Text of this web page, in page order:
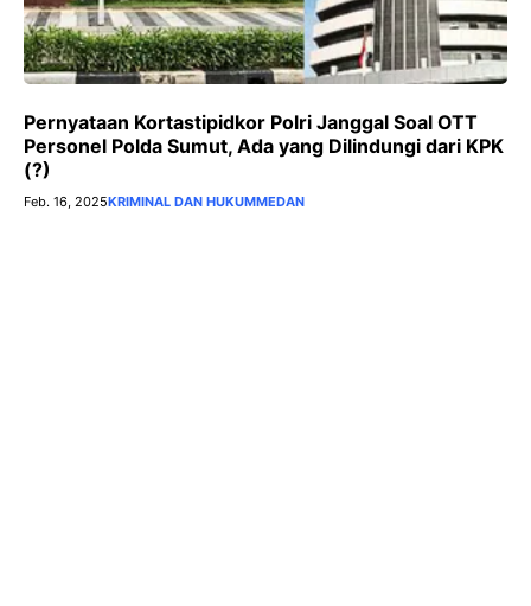
Pernyataan Kortastipidkor Polri Janggal Soal OTT
Personel Polda Sumut, Ada yang Dilindungi dari KPK
(?)
Feb. 16, 2025KRIMINAL DAN HUKUMMEDAN